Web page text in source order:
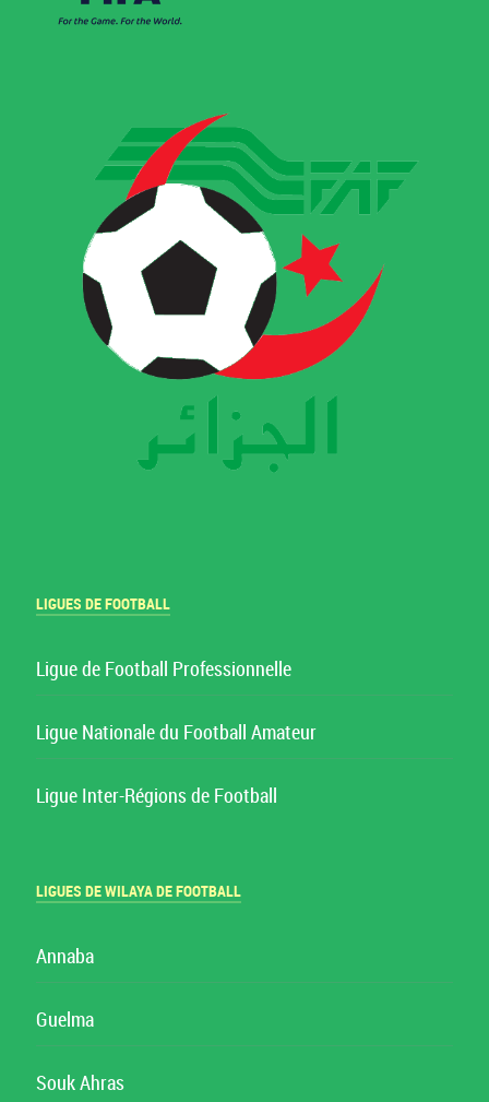
LIGUES DE FOOTBALL
Ligue de Football Professionnelle
Ligue Nationale du Football Amateur
Ligue Inter-Régions de Football
LIGUES DE WILAYA DE FOOTBALL
Annaba
Guelma
Souk Ahras